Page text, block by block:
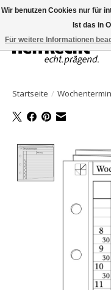
HelfRecht-Planer |
Startseite /
Product
Wir benutzen Cookies nur für
Ist das in
Für weitere Informationen